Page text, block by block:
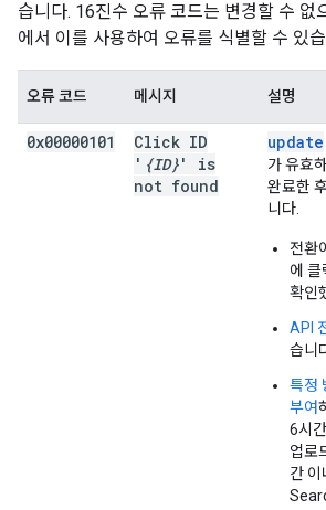
습니다. 16진수 오류 코드는 변경할 수 없
에서 이를 사용하여 오류를 식별할 수 있
오류 코드 메시지 설명
0x00000101
Click ID
' {ID}' is
not found
update
가 유효
완료한
니다.
전환
에 클
확인
API
습니
특정
부여
6시
업로
간 이